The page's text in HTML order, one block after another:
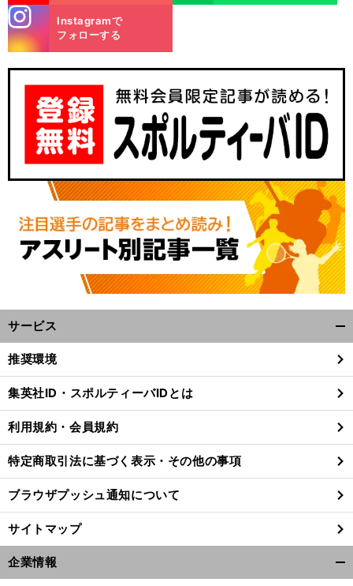
m
Instagramで
フォローする
サービス
閉
る
推奨環境
集英社ID・スポルティーバIDとは
利用規約・会員規約
特定商取引法に基づく表示・その他の事項
ブラウザプッシュ通知について
サイトマップ
企業情報